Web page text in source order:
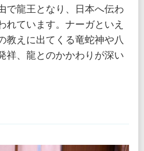
で龍王となり、日本へ伝わ
れています。ナーガといえ
教えに出てくる竜蛇神や八
祥、龍とのかかわりが深い